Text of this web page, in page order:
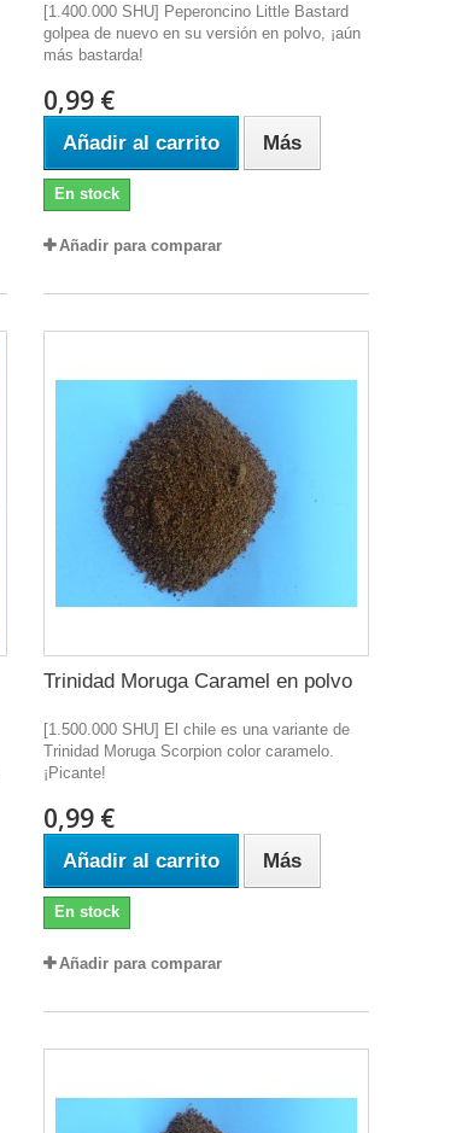
[1.400.000 SHU] Peperoncino Little Bastard
golpea de nuevo en su versión en polvo, ¡aún
más bastarda!
0,99 €
Añadir al carrito Más
En stock
Añadir para comparar
Trinidad Moruga Caramel en polvo
[1.500.000 SHU] El chile es una variante de
Trinidad Moruga Scorpion color caramelo.
¡Picante!
0,99 €
Añadir al carrito Más
En stock
Añadir para comparar